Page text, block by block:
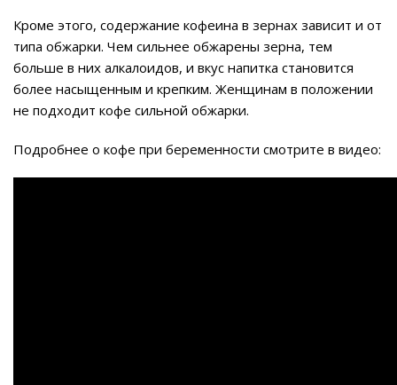
Кроме этого, содержание кофеина в зернах зависит и от
типа обжарки. Чем сильнее обжарены зерна, тем
больше в них алкалоидов, и вкус напитка становится
более насыщенным и крепким. Женщинам в положении
не подходит кофе сильной обжарки.
Подробнее о кофе при беременности смотрите в видео: